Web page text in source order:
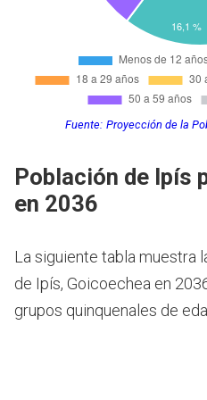
Fuente: Proyección de la
Población de Ipís
en 2036
La siguiente tabla muestra
de Ipís, Goicoechea en
grupos quinquenales de